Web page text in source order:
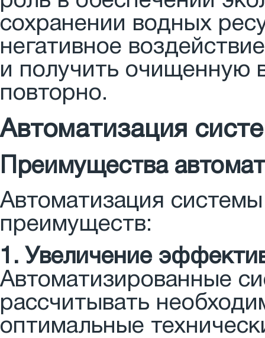
сохранении водных
негативное
и получить очищенную
повторно.
Автоматизация
Преимущества
Автоматизация
преимуществ:
1. Увеличение
Автоматизированные
рассчитывать
оптимальные